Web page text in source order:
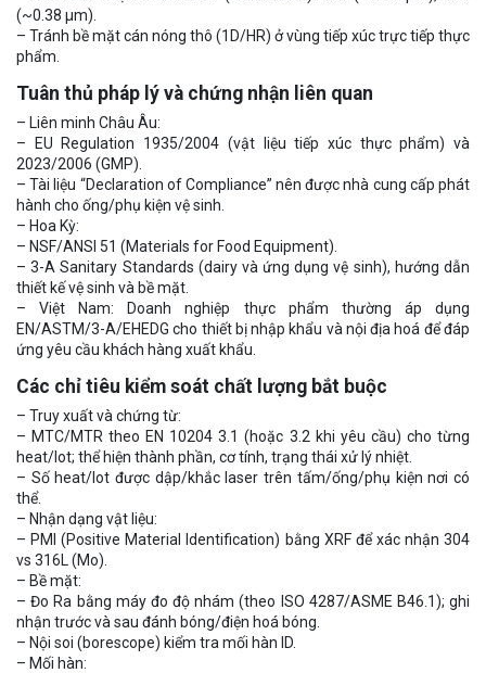
(~0.38 µm).
– Tránh bề mặt cán nóng thô (1D/HR) ở vùng tiếp xúc trực tiếp thực
phẩm.
Tuân thủ pháp lý và chứng nhận liên quan
– Liên minh Châu Âu:
– EU Regulation 1935/2004 (vật liệu tiếp xúc thực phẩm) và
2023/2006 (GMP).
– Tài liệu “Declaration of Compliance” nên được nhà cung cấp phát
hành cho ống/phụ kiện vệ sinh.
– Hoa Kỳ:
– NSF/ANSI 51 (Materials for Food Equipment).
– 3-A Sanitary Standards (dairy và ứng dụng vệ sinh), hướng dẫn
thiết kế vệ sinh và bề mặt.
– Việt Nam: Doanh nghiệp thực phẩm thường áp dụng
EN/ASTM/3-A/EHEDG cho thiết bị nhập khẩu và nội địa hoá để đáp
ứng yêu cầu khách hàng xuất khẩu.
Các chỉ tiêu kiểm soát chất lượng bắt buộc
– Truy xuất và chứng từ:
– MTC/MTR theo EN 10204 3.1 (hoặc 3.2 khi yêu cầu) cho từng
heat/lot; thể hiện thành phần, cơ tính, trạng thái xử lý nhiệt.
– Số heat/lot được dập/khắc laser trên tấm/ống/phụ kiện nơi có
thể.
– Nhận dạng vật liệu:
– PMI (Positive Material Identification) bằng XRF để xác nhận 304
vs 316L (Mo).
– Bề mặt:
– Đo Ra bằng máy đo độ nhám (theo ISO 4287/ASME B46.1); ghi
nhận trước và sau đánh bóng/điện hoá bóng.
– Nội soi (borescope) kiểm tra mối hàn ID.
– Mối hàn: